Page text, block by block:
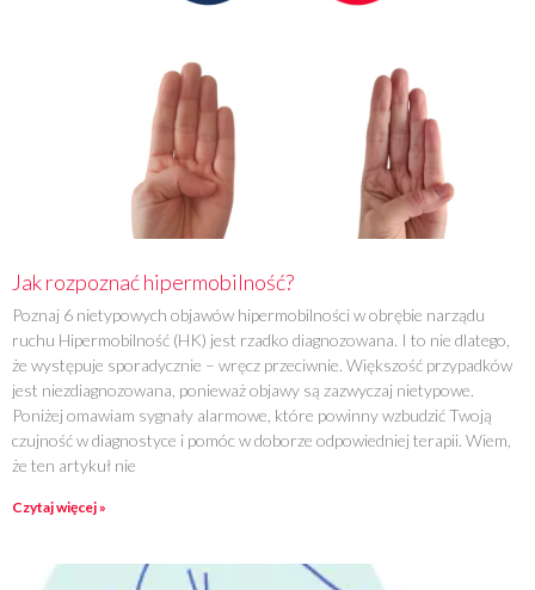
Jak rozpoznać hipermobilność?
Poznaj 6 nietypowych objawów hipermobilności w obrębie narządu
ruchu Hipermobilność (HK) jest rzadko diagnozowana. I to nie dlatego,
że występuje sporadycznie – wręcz przeciwnie. Większość przypadków
jest niezdiagnozowana, ponieważ objawy są zazwyczaj nietypowe.
Poniżej omawiam sygnały alarmowe, które powinny wzbudzić Twoją
czujność w diagnostyce i pomóc w doborze odpowiedniej terapii. Wiem,
że ten artykuł nie
Czytaj więcej »